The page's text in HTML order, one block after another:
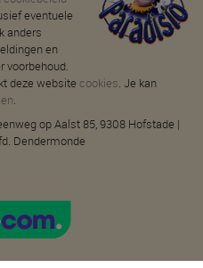
eventuele
anders
en
voorbehoud.
deze website cookies. Je kan
.
op Aalst 85, 9308 Hofstade |
Dendermonde